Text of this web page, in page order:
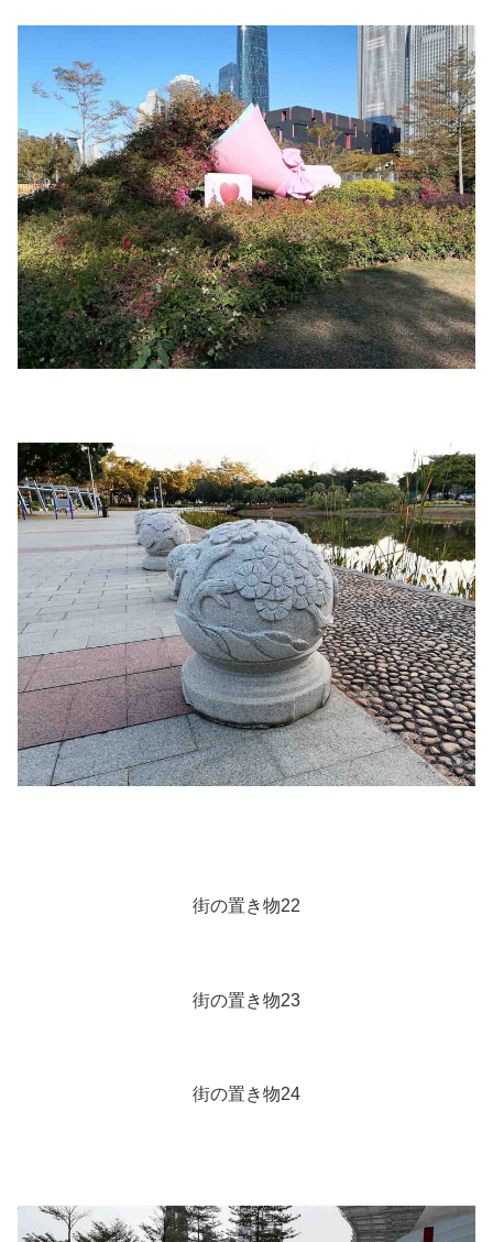
街の置き物22
街の置き物23
街の置き物24